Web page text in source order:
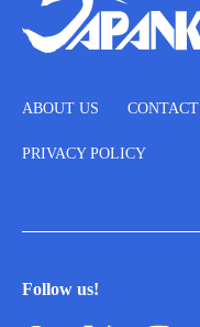
ABOUT US CONTACT
PRIVACY POLICY
Follow us!